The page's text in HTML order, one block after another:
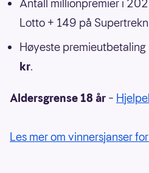
Antall millionpremier i
Lotto + 149 på
Høyeste
kr.
Aldersgrense 18 år –
Les mer om vinnersjanser